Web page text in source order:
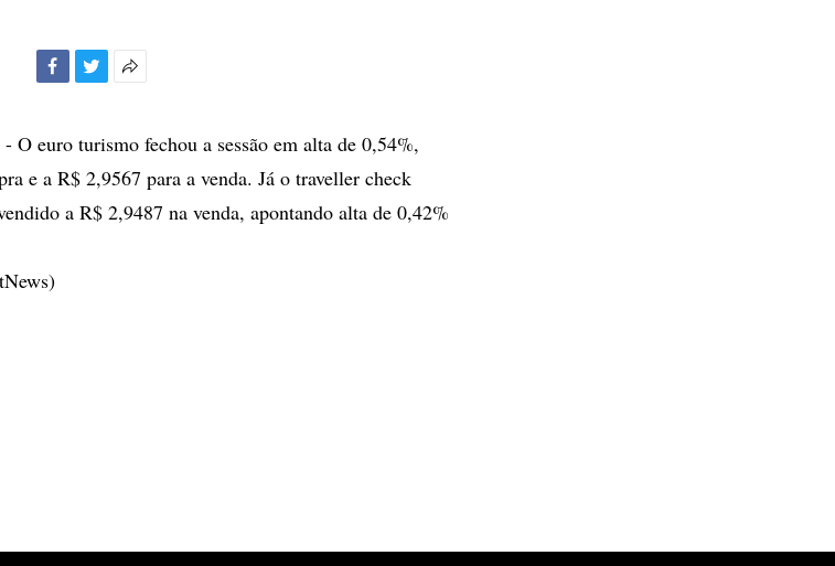
compartilhamento
O euro turismo fechou a sessão em alta de 0,54%,
e a R$ 2,9567 para a venda. Já o traveller check
a R$ 2,9487 na venda, apontando alta de 0,42%